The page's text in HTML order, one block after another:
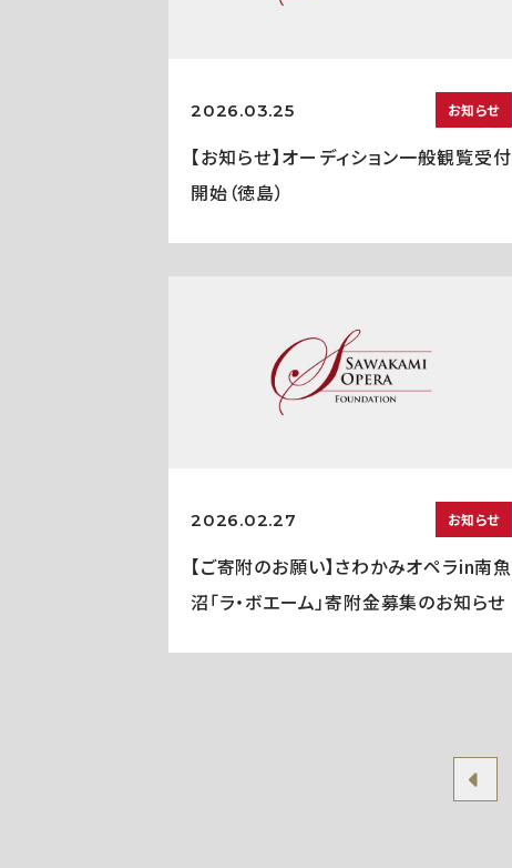
2026.03.25 お知らせ
【お知らせ】オーディション一般観覧受付
開始（徳島）
2026.02.27 お知らせ
【ご寄附のお願い】さわかみオペラin南魚
沼「ラ・ボエーム」寄附金募集のお知らせ